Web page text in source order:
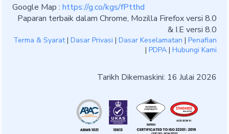
Google Map :https://g.co/kgs/fPtthd
Paparan terbaik dalam Chrome, Mozilla Firefox versi 8.0
& I.E versi 8.0
Terma & Syarat| Dasar Privasi | Dasar Keselamatan | Penafian
| PDPA| Hubungi Kami
Tarikh Dikemaskini: 16 Julai 2026